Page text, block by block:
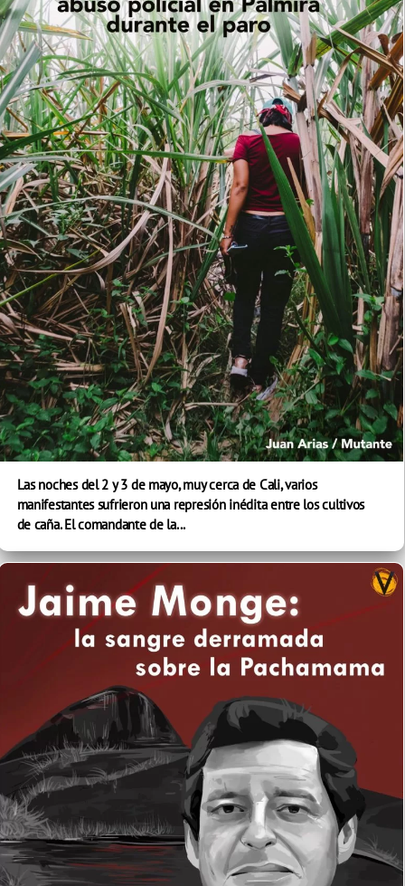
Las noches del 2 y 3 de mayo, muy cerca de Cali, varios
manifestantes sufrieron una represión inédita entre los cultivos
de caña. El comandante de la...